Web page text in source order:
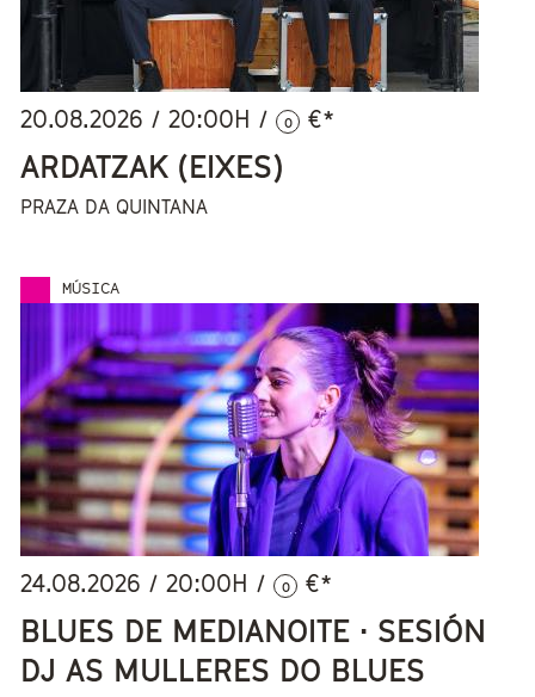
20.08.2026 /20:00H / 0 €*
ARDATZAK (EIXES)
PRAZA DA QUINTANA
MÚSICA
24.08.2026 /20:00H / 0 €*
BLUES DE MEDIANOITE · SESIÓN
DJ AS MULLERES DO BLUES